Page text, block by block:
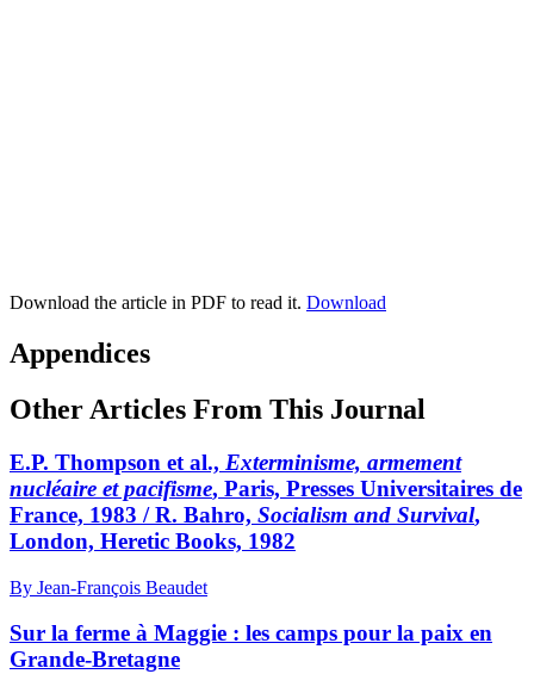
Download the article in PDF to read it. Download
Appendices
Other Articles From This Journal
E.P. Thompson et al., Exterminisme, armement
nucléaire et pacifisme, Paris, Presses Universitaires de
France, 1983 / R. Bahro, Socialism and Survival,
London, Heretic Books, 1982
By Jean-François Beaudet
Sur la ferme à Maggie : les camps pour la paix en
Grande-Bretagne